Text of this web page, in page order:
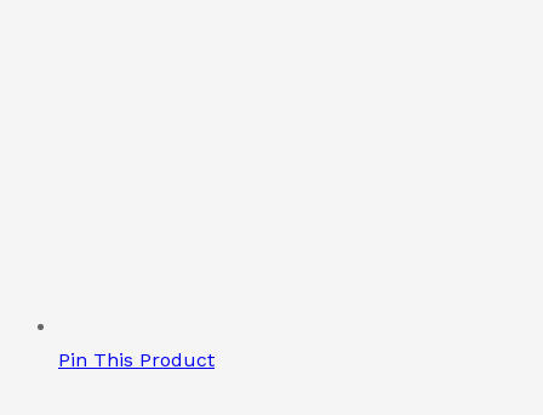
Pin This Product